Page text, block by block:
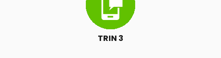
TRIN 3